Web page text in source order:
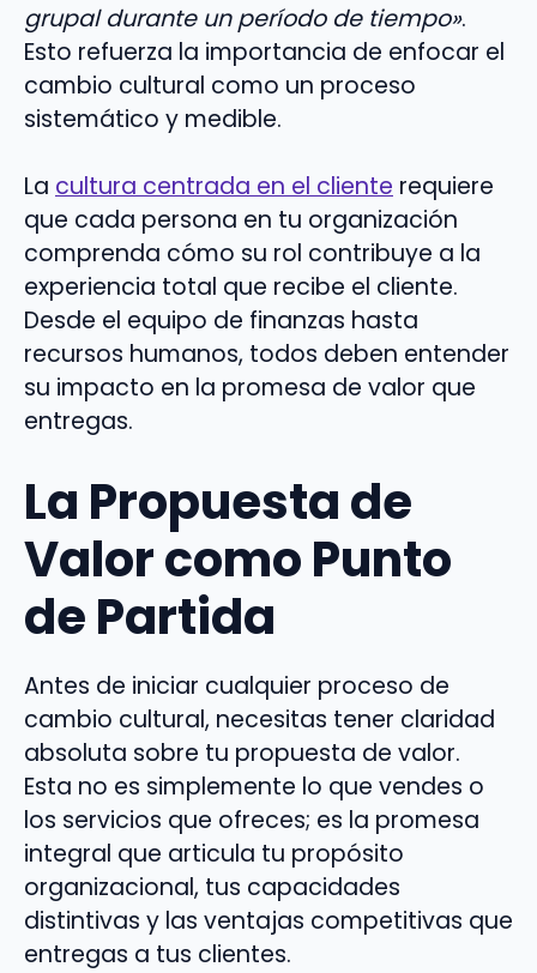
grupal durante un período de tiempo».
Esto refuerza la importancia de enfocar el
cambio cultural como un proceso
sistemático y medible.
La cultura centrada en el cliente requiere
que cada persona en tu organización
comprenda cómo su rol contribuye a la
experiencia total que recibe el cliente.
Desde el equipo de finanzas hasta
recursos humanos, todos deben entender
su impacto en la promesa de valor que
entregas.
La Propuesta de
Valor como Punto
de Partida
Antes de iniciar cualquier proceso de
cambio cultural, necesitas tener claridad
absoluta sobre tu propuesta de valor.
Esta no es simplemente lo que vendes o
los servicios que ofreces; es la promesa
integral que articula tu propósito
organizacional, tus capacidades
distintivas y las ventajas competitivas que
entregas a tus clientes.